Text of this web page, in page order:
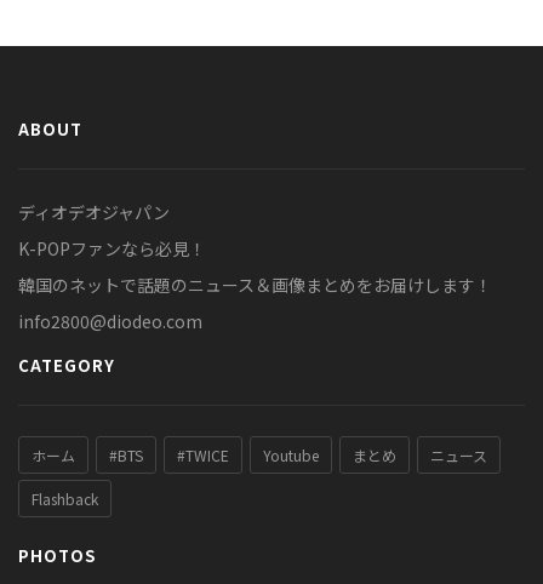
ABOUT
ディオデオジャパン
K-POPファンなら必見！
韓国のネットで話題のニュース＆画像まとめをお届けします！
info2800@diodeo.com
CATEGORY
ホーム #BTS #TWICE Youtube まとめ ニュース
Flashback
PHOTOS